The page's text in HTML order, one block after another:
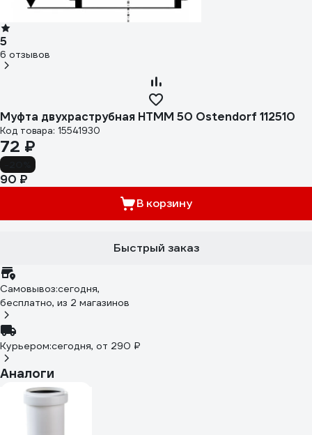
5
6 отзывов
Муфта двухраструбная HTMM 50 Ostendorf 112510
Код товара: 15541930
72 ₽
90 ₽
В корзину
Быстрый заказ
Самовывоз:сегодня,
бесплатно, из 2 магазинов
Курьером:сегодня, от 290 ₽
Аналоги